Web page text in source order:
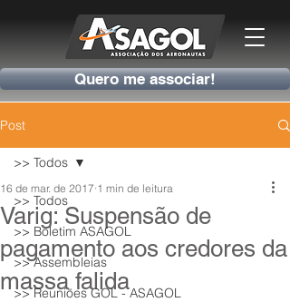
Quero me associar!
Post
>> Todos
>> Boletim ASAGOL
>> Assembleias
>> Reuniões GOL - ASAGOL
>> Todos
Varig: Suspensão de
pagamento aos credores da
massa falida
16 de mar. de 2017 1 min de leitura